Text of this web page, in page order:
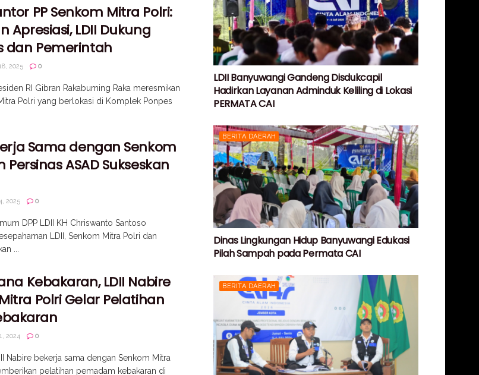
PP Senkom Mitra Polri:
Apresiasi, LDII Dukung
dan Pemerintah
2025 0
RI Gibran Rakabuming Raka meresmikan
Polri yang berlokasi di Komplek Ponpes
Sama dengan Senkom
Persinas ASAD Sukseskan
2025 0
DPP LDII KH Chriswanto Santoso
LDII, Senkom Mitra Polri dan
...
Kebakaran, LDII Nabire
Polri Gelar Pelatihan
2024 0
Nabire bekerja sama dengan Senkom Mitra
pelatihan pemadam kebakaran di
LDII Banyuwangi Gandeng Disdukcapil
Hadirkan Layanan Adminduk Keliling di Lokasi
PERMATA CAI
BERITA DAERAH
Dinas Lingkungan Hidup Banyuwangi Edukasi
Pilah Sampah pada Permata CAI
BERITA DAERAH